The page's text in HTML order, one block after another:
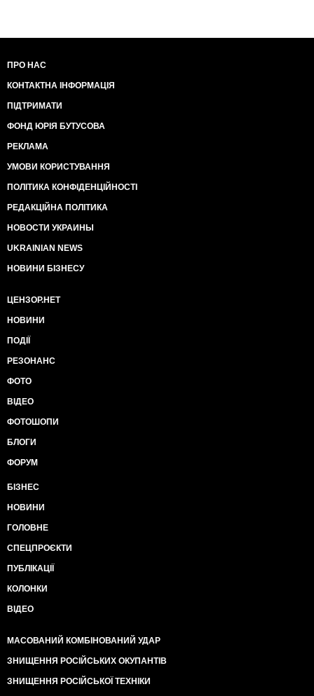
ПРО НАС
КОНТАКТНА ІНФОРМАЦІЯ
ПІДТРИМАТИ
ФОНД ЮРІЯ БУТУСОВА
РЕКЛАМА
УМОВИ КОРИСТУВАННЯ
ПОЛІТИКА КОНФІДЕНЦІЙНОСТІ
РЕДАКЦІЙНА ПОЛІТИКА
НОВОСТИ УКРАИНЫ
UKRAINIAN NEWS
НОВИНИ БІЗНЕСУ
ЦЕНЗОР.НЕТ
НОВИНИ
ПОДІЇ
РЕЗОНАНС
ФОТО
ВІДЕО
ФОТОШОПИ
БЛОГИ
ФОРУМ
БІЗНЕС
НОВИНИ
ГОЛОВНЕ
СПЕЦПРОЄКТИ
ПУБЛІКАЦІЇ
КОЛОНКИ
ВІДЕО
МАСОВАНИЙ КОМБІНОВАНИЙ УДАР
ЗНИЩЕННЯ РОСІЙСЬКИХ ОКУПАНТІВ
ЗНИЩЕННЯ РОСІЙСЬКОЇ ТЕХНІКИ